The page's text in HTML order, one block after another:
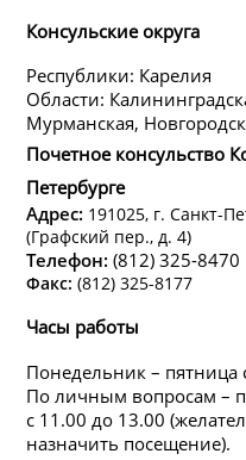
Консульские округа
Республики: Карелия
Области:
Мурманская,
Почетное консульство
Петербурге
Адрес: 191025, г. Санкт-
(Графский пер., д. 4)
Телефон: (812) 325-8470
Факс: (812) 325-8177
Часы работы
Понедельник – пятница
По личным вопросам –
с 11.00 до 13.00
назначить посещение).